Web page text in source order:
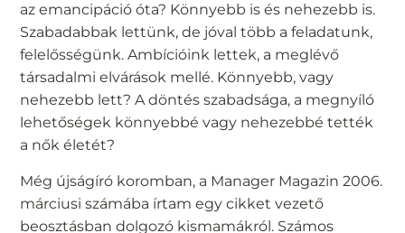
az emancipáció óta? Könnyebb is és nehezebb is.
Szabadabbak lettünk, de jóval több a feladatunk,
felelősségünk. Ambícióink lettek, a meglévő
társadalmi elvárások mellé. Könnyebb, vagy
nehezebb lett? A döntés szabadsága, a megnyíló
lehetőségek könnyebbé vagy nehezebbé tették
a nők életét?
Még újságíró koromban, a Manager Magazin 2006.
márciusi számába írtam egy cikket vezető
beosztásban dolgozó kismamákról. Számos